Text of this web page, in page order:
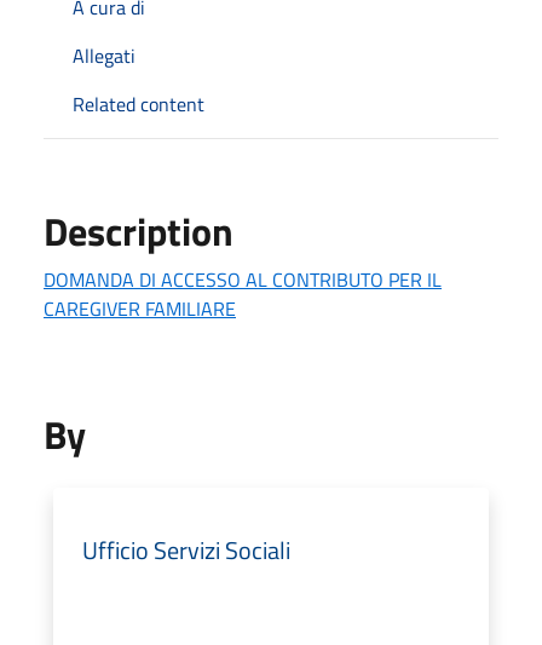
A cura di
Allegati
Related content
Description
DOMANDA DI ACCESSO AL CONTRIBUTO PER IL
CAREGIVER FAMILIARE
By
Ufficio Servizi Sociali